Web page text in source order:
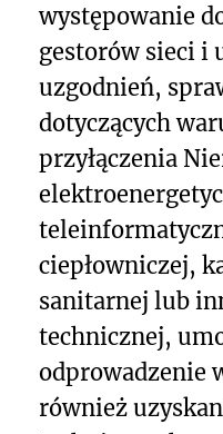
występowanie
gestorów sieci i
uzgodnień,
dotyczących
przyłączenia
ciepłowniczej,
sanitarnej lub
technicznej,
odprowadzenie
również